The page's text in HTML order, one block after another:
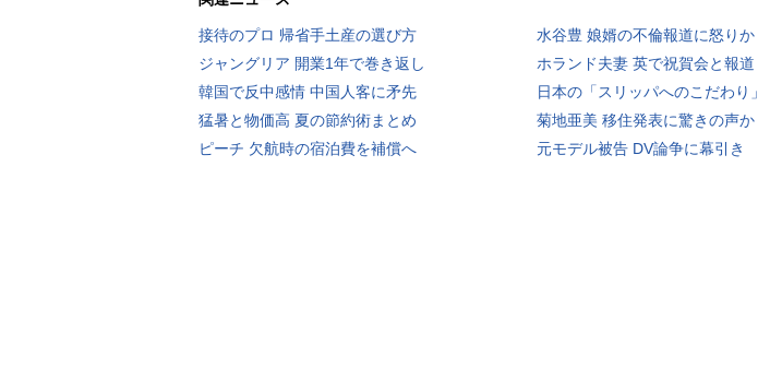
接待のプロ 帰省手土産の選び方
水谷豊 娘婿の不倫報道に怒りか
ジャングリア 開業1年で巻き返し
ホランド夫妻 英で祝賀会と報道
韓国で反中感情 中国人客に矛先
日本の「スリッパへのこだわり」
猛暑と物価高 夏の節約術まとめ
菊地亜美 移住発表に驚きの声か
ピーチ 欠航時の宿泊費を補償へ
元モデル被告 DV論争に幕引き